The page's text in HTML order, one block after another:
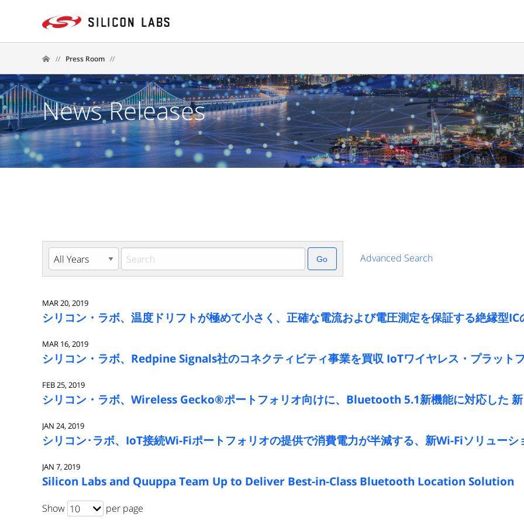
// Press Room //
News Releases
Year
Keywords
Go Advanced Search
MAR 20, 2019
シリコン・ラボ、温度ドリフトが極めて小さく、正確な電流および電圧測定を保証する絶縁型
MAR 16, 2019
シリコン・ラボ、Redpine Signals社のコネクティビティ事業を買収 IoTワイヤレス・プラット
FEB 25, 2019
シリコン・ラボ、Wireless Gecko®ポートフォリオ向けに、Bluetooth 5.1新機能に対応した
JAN 24, 2019
シリコン･ラボ、IoT接続Wi-Fiポートフォリオの提供で消費電力が半減する、新Wi-Fiソリューシ
JAN 7, 2019
Silicon Labs and Quuppa Team Up to Deliver Best-in-Class Bluetooth Location Solution
Show 10 per page